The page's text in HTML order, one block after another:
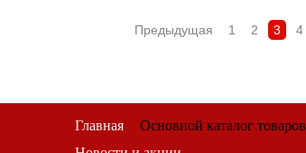
Предыдущая 1 2 3 4
Главная Основной каталог товаров